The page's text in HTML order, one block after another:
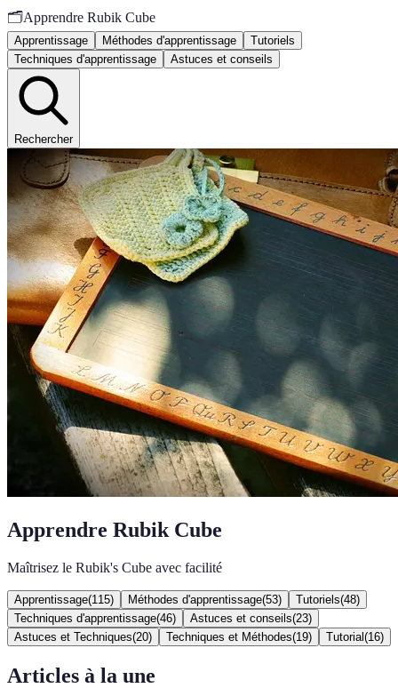
🗂️Apprendre Rubik Cube
Apprentissage Méthodes d'apprentissage
Tutoriels
Techniques d'apprentissage
Astuces et conseils
Rechercher
Apprendre Rubik Cube
Maîtrisez le Rubik's Cube avec facilité
Apprentissage(115) Méthodes d'apprentissage(53) Tutoriels(48)
Techniques d'apprentissage(46) Astuces et conseils(23)
Astuces et Techniques(20) Techniques et Méthodes(19) Tutorial (16)
Articles à la une